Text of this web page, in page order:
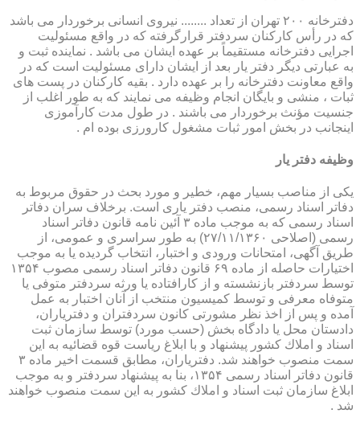
دفترخانه ۲۰۰ تهران از تعداد ........ نیروی انسانی برخوردار می باشد
که در رأس کارکنان سردفتر قرارگرفته که در واقع مسئولیت
اجرایی دفترخانه مستقیماً بر عهده ایشان می باشد . نماینده ثبت و
به عبارتی دیگر دفتر یار بعد از ایشان دارای مسئولیت است که در
واقع معاونت دفترخانه را بر عهده دارد . بقیه کارکنان در پست های
ثبات ، منشی و بایگان انجام وظیفه می نمایند که به طور اغلب از
جنسیت مؤنث برخوردار می باشند . در طول مدت کارآموزی
اینجانب در بخش امور ثبات مشغول کارورزی بوده ام .
وظیفه دفتر یار
یكی از مناصب بسیار مهم، خطیر و مورد بحث در حقوق مربوط به
دفاتر اسناد رسمی، منصب دفتر یاری است. برخلاف سران دفاتر
اسناد رسمی كه به موجب ماده ۳ آئین نامه قانون دفاتر اسناد
رسمی (اصلاحی ۲۷/۱۱/۱۳۶۰) به طور سراسری و عمومی، از
طریق آگهی، امتحانات ورودی و اختبار، انتخاب گردیده یا به موجب
اختیارات حاصله از ماده ۶۹ قانون دفاتر اسناد رسمی مصوب ۱۳۵۴
توسط سردفتر بازنشسته و از كارافتاده یا ورثه سردفتر متوفی یا
متوفاه معرفی و توسط كمیسیون منتخب از آنان اختبار به عمل
آمده و پس از اخذ نظر مشورتی كانون سردفتران و دفتریاران،
دادستان محل یا دادگاه بخش (حسب مورد) توسط سازمان ثبت
اسناد و املاك كشور پیشنهاد و با ابلاغ ریاست قوه قضائیه به این
سمت منصوب خواهند شد. دفتریاران، مطابق قسمت اخیر ماده ۳
قانون دفاتر اسناد رسمی ۱۳۵۴، بنا به پیشنهاد سردفتر و به موجب
ابلاغ سازمان ثبت اسناد و املاك كشور به این سمت منصوب خواهند
شد .